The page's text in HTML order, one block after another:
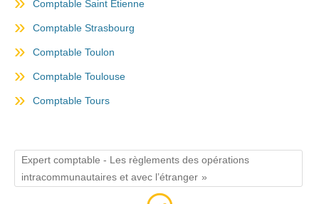
Comptable Saint Etienne
Comptable Strasbourg
Comptable Toulon
Comptable Toulouse
Comptable Tours
Expert comptable - Les règlements des opérations
intracommunautaires et avec l’étranger